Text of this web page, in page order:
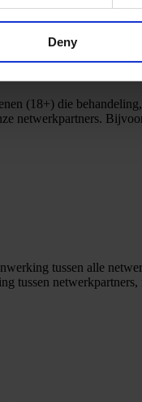
Deny
(18+) die
netwerkpartners.
tussen alle
tussen netwerkpartners,